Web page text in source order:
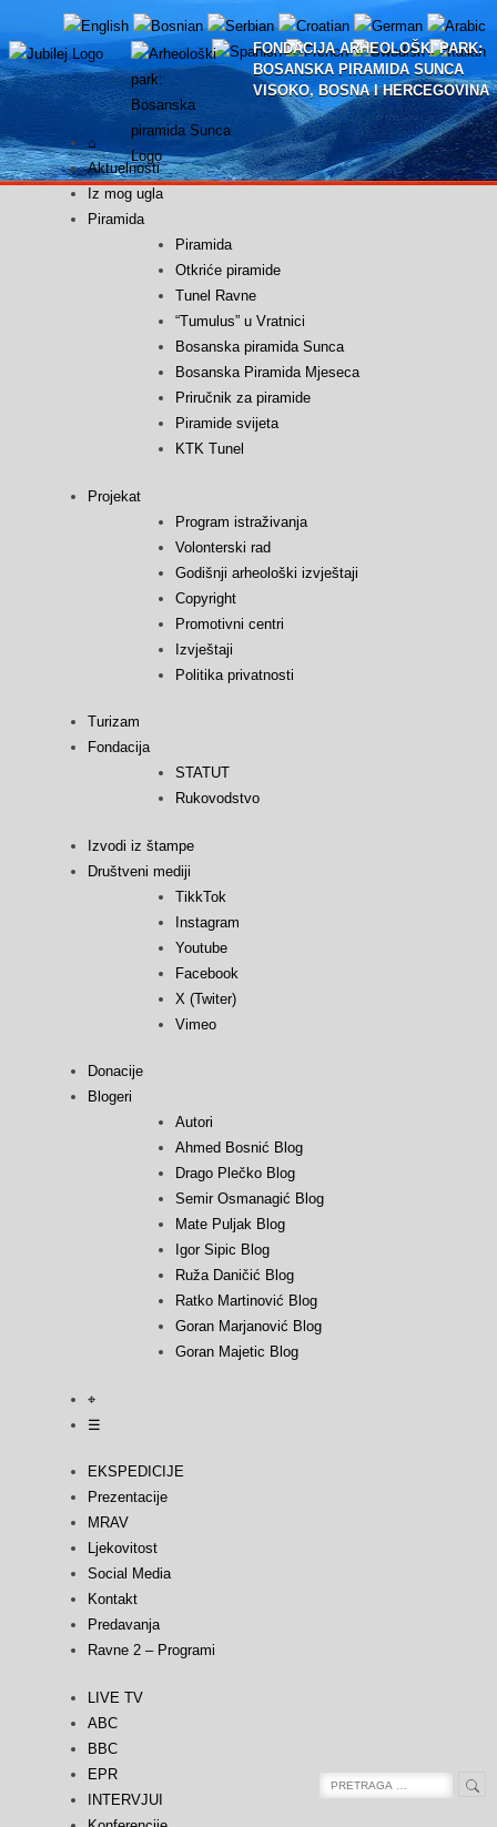
to
content
FONDACIJA ARHEOLOŠKI PARK:
BOSANSKA PIRAMIDA SUNCA
VISOKO, BOSNA I HERCEGOVINA
⌂
Aktuelnosti
Iz mog ugla
Piramida
Piramida
Otkriće piramide
Tunel Ravne
“Tumulus” u Vratnici
Bosanska piramida Sunca
Bosanska Piramida Mjeseca
Priručnik za piramide
Piramide svijeta
KTK Tunel
Projekat
Program istraživanja
Volonterski rad
Godišnji arheološki izvještaji
Copyright
Promotivni centri
Izvještaji
Politika privatnosti
Turizam
Fondacija
STATUT
Rukovodstvo
Izvodi iz štampe
Društveni mediji
TikkTok
Instagram
Youtube
Facebook
X (Twiter)
Vimeo
Donacije
Blogeri
Autori
Ahmed Bosnić Blog
Drago Plečko Blog
Semir Osmanagić Blog
Mate Puljak Blog
Igor Sipic Blog
Ruža Daničić Blog
Ratko Martinović Blog
Goran Marjanović Blog
Goran Majetic Blog
⌖
☰
EKSPEDICIJE
Prezentacije
MRAV
Ljekovitost
Social Media
Kontakt
Predavanja
Ravne 2 – Programi
LIVE TV
ABC
BBC
EPR
INTERVJUI
Search